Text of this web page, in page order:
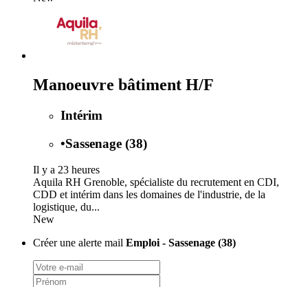
Manoeuvre bâtiment H/F
Intérim
•Sassenage (38)
Il y a 23 heures
Aquila RH Grenoble, spécialiste du recrutement en CDI,
CDD et intérim dans les domaines de l'industrie, de la
logistique, du...
New
Créer une alerte mail Emploi - Sassenage (38)